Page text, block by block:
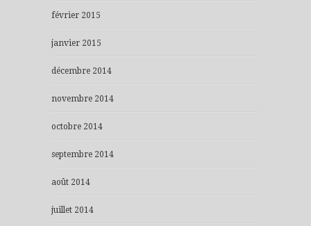
février 2015
janvier 2015
décembre 2014
novembre 2014
octobre 2014
septembre 2014
août 2014
juillet 2014